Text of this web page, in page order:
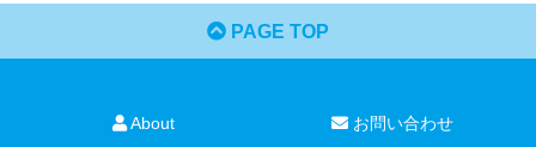
PAGE TOP
About お問い合わせ